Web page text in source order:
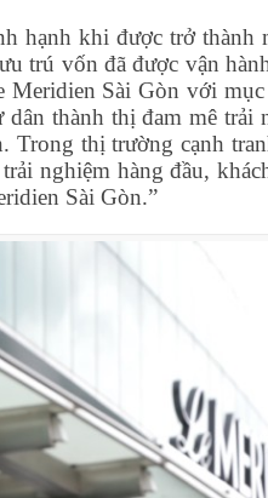
hạnh khi được trở thành
trú vốn đã được vận
Meridien Sài Gòn với
thành thị đam mê trải
thị trường cạnh
nghiệm hàng đầu,
Sài Gòn.”